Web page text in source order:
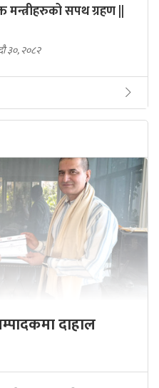
मन्त्रीहरुको सपथ ग्रहण ||
३०, २०८२
दाहाल